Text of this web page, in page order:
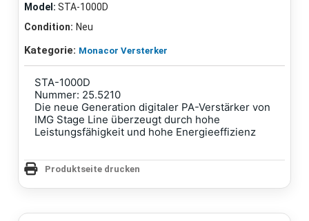
Model: STA-1000D
Condition: Neu
Kategorie: Monacor Versterker
STA-1000D
Nummer: 25.5210
Die neue Generation digitaler PA-Verstärker von
IMG Stage Line überzeugt durch hohe
Leistungsfähigkeit und hohe Energieeffizienz
Produktseite drucken